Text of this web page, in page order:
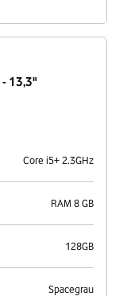
13,3"
Core i5+ 2.3GHz
RAM 8 GB
128GB
Spacegrau